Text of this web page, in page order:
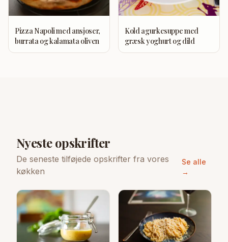
Pizza Napoli med ansjoser,
burrata og kalamata oliven
Kold agurkesuppe med
græsk yoghurt og dild
Nyeste opskrifter
De seneste tilføjede opskrifter fra vores
køkken
Se alle
→